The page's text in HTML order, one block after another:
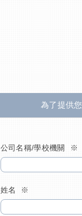
為了提供
公司名稱/學校機關
姓名